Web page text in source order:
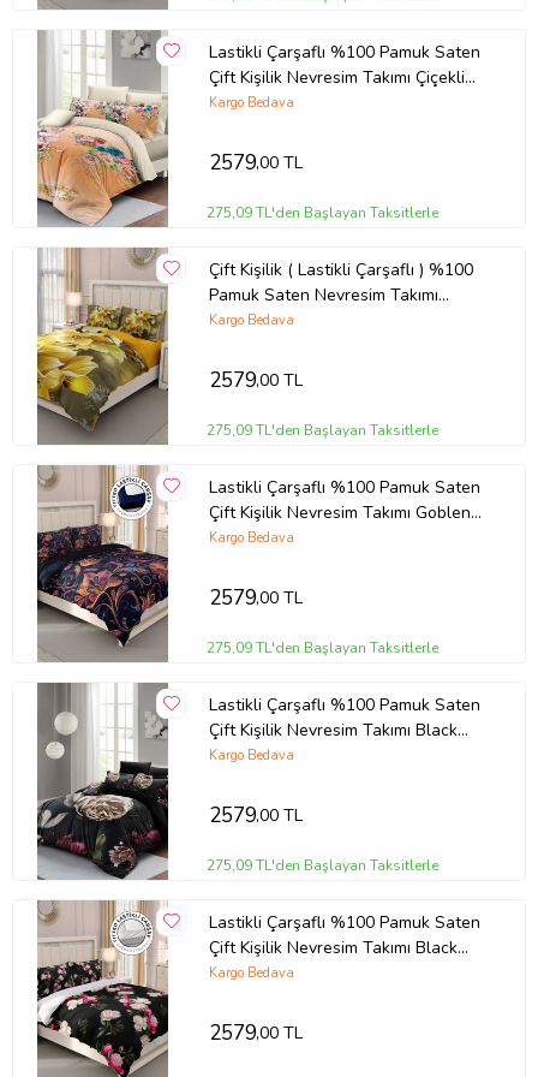
Lastikli Çarşaflı %100 Pamuk Saten
Çift Kişilik Nevresim Takımı Çiçekli
Turuncu
Kargo Bedava
2579,00 TL
275,09 TL'den Başlayan Taksitlerle
Çift Kişilik ( Lastikli Çarşaflı ) %100
Pamuk Saten Nevresim Takımı
Yellow Flowers
Kargo Bedava
2579,00 TL
275,09 TL'den Başlayan Taksitlerle
Lastikli Çarşaflı %100 Pamuk Saten
Çift Kişilik Nevresim Takımı Goblen
Çiçekleri
Kargo Bedava
2579,00 TL
275,09 TL'den Başlayan Taksitlerle
Lastikli Çarşaflı %100 Pamuk Saten
Çift Kişilik Nevresim Takımı Black
Flower
Kargo Bedava
2579,00 TL
275,09 TL'den Başlayan Taksitlerle
Lastikli Çarşaflı %100 Pamuk Saten
Çift Kişilik Nevresim Takımı Black
Flower
Kargo Bedava
2579,00 TL